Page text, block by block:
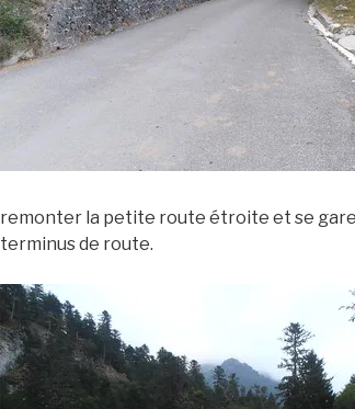
remonter la petite route étroite et se
terminus de route.